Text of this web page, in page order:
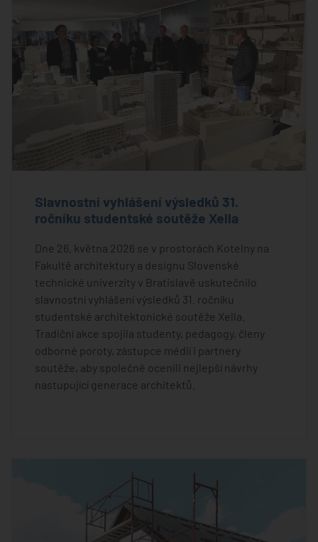
Slavnostní vyhlášení výsledků 31.
ročníku studentské soutěže Xella
Dne 26. května 2026 se v prostorách Kotelny na
Fakultě architektury a designu Slovenské
technické univerzity v Bratislavě uskutečnilo
slavnostní vyhlášení výsledků 31. ročníku
studentské architektonické soutěže Xella.
Tradiční akce spojila studenty, pedagogy, členy
odborné poroty, zástupce médií i partnery
soutěže, aby společně ocenili nejlepší návrhy
nastupující generace architektů.